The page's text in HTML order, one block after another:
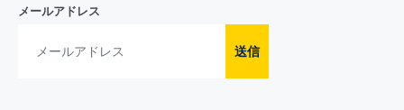
メールアドレス
送信